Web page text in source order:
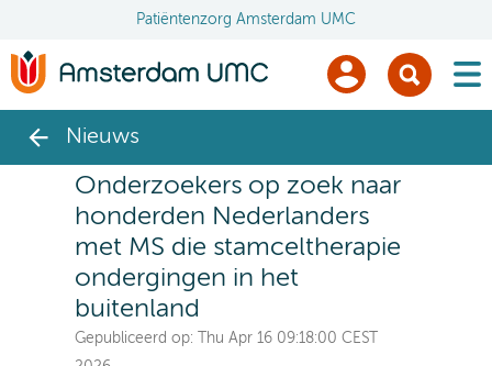
Patiëntenzorg Amsterdam UMC
Nieuws
Onderzoekers op zoek naar
honderden Nederlanders
met MS die stamceltherapie
ondergingen in het
buitenland
Gepubliceerd op:
Thu Apr 16 09:18:00 CEST